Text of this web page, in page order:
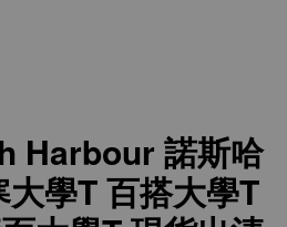
Harbour 諾斯哈
學T 百搭大學T